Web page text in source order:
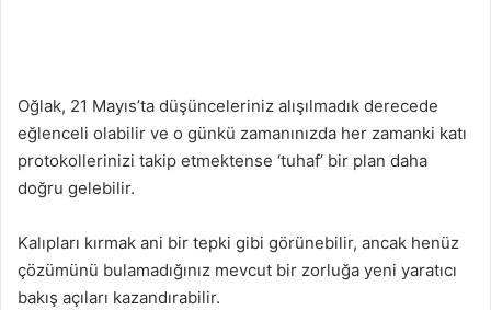
Oğlak, 21 Mayıs’ta düşünceleriniz alışılmadık derecede
eğlenceli olabilir ve o günkü zamanınızda her zamanki katı
protokollerinizi takip etmektense ‘tuhaf’ bir plan daha
doğru gelebilir.
Kalıpları kırmak ani bir tepki gibi görünebilir, ancak henüz
çözümünü bulamadığınız mevcut bir zorluğa yeni yaratıcı
bakış açıları kazandırabilir.